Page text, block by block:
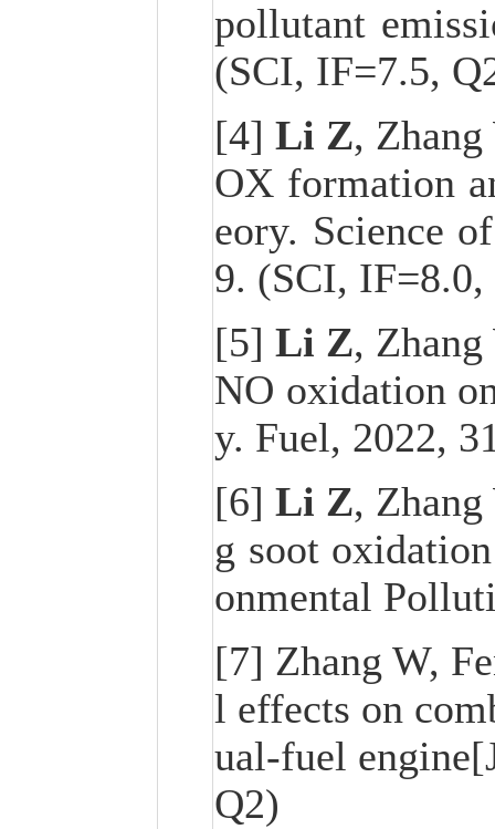
pollutant
(SCI, IF=7.5,
[4] Li Z,
OX formation
eory. Science
9. (SCI, IF=8.0,
[5]Li Z,
NO oxidation
y. Fuel, 2022,
[6] Li Z,
g soot
onmental
[7] Zhang W,
l effects on
ual-fuel
Q2)